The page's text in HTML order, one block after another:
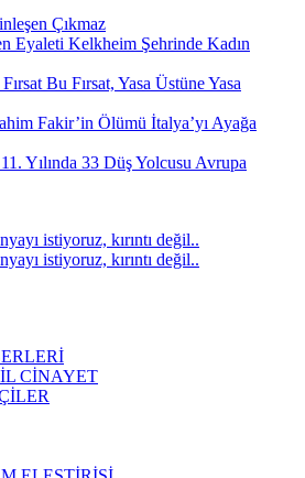
Çıkmaz
Eyaleti Kelkheim Şehrinde Kadın
Bu Fırsat, Yasa Üstüne Yasa
Fakir’in Ölümü İtalya’yı Ayağa
Yılında 33 Düş Yolcusu Avrupa
CİNAYET